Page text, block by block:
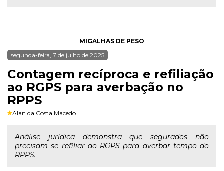
MIGALHAS DE PESO
segunda-feira, 7 de julho de 2025
Contagem recíproca e refiliação
ao RGPS para averbação no
RPPS
Alan da Costa Macedo
Análise jurídica demonstra que segurados não
precisam se refiliar ao RGPS para averbar tempo do
RPPS.